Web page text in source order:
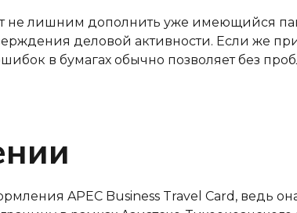
не лишним дополнить уже имеющийся
деловой активности. Если же
в бумагах обычно позволяет без
APEC Business Travel Card, ведь